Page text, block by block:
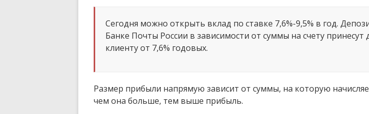
Сегодня можно открыть вклад по ставке 7,6%-9,5% в год.
Банке Почты России в зависимости от суммы на счету принесут
клиенту от 7,6% годовых.
Размер прибыли напрямую зависит от суммы, на которую
чем она больше, тем выше прибыль.